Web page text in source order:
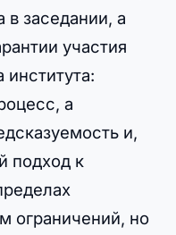
в заседании, а
участия
института:
а
и,
подход к
ограничений, но